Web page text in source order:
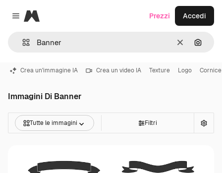
Close menu
Magnific
CancellaCerca
Prezzi Accedi
Crea un'immagine IA Crea un video IA Texture Logo Cornice
Immagini Di Banner
Tutte le immagini Filtri